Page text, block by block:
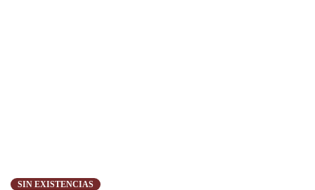
SIN EXISTENCIAS